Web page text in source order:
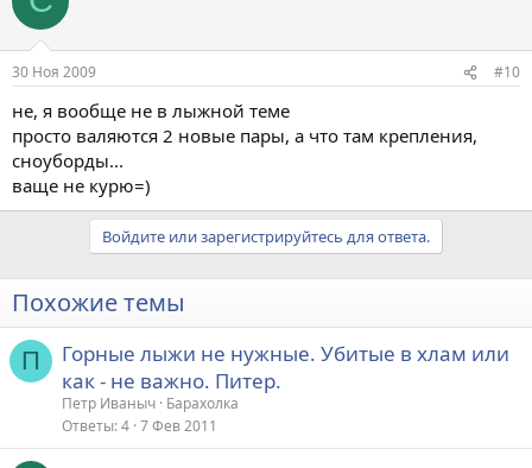
30 Ноя 2009 #10
не, я вообще не в лыжной теме
просто валяются 2 новые пары, а что там крепления,
сноуборды...
ваще не курю=)
Войдите или зарегистрируйтесь для ответа.
Похожие темы
П
Горные лыжи не нужные. Убитые в хлам или
как - не важно. Питер.
Петр Иваныч Барахолка
Ответы 4 7 Фев 2011